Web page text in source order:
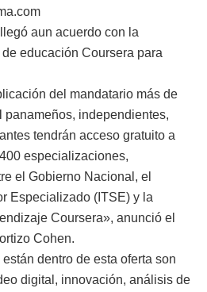
aun acuerdo con la
educación Coursera para
del mandatario más de
independientes,
tendrán acceso gratuito a
especializaciones,
el Gobierno Nacional, el
Especializado (ITSE) y la
Coursera», anunció el
Cohen.
dentro de esta oferta son
digital, innovación, análisis de